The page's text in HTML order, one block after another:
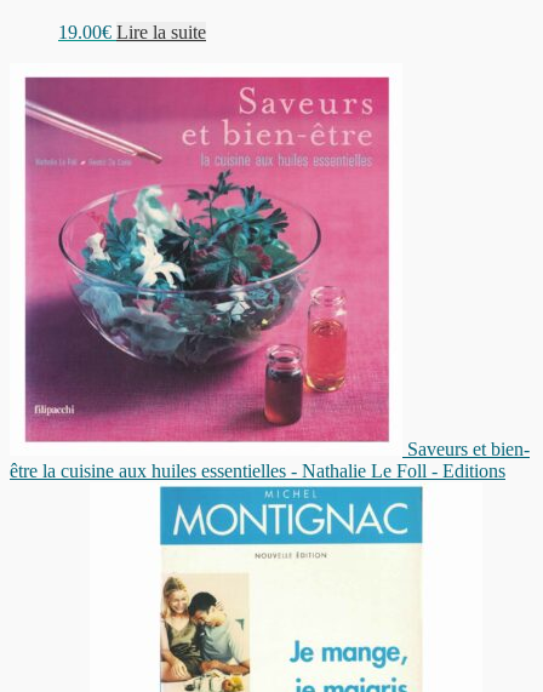
19.00€ Lire la suite
Saveurs et bien-
être la cuisine aux huiles essentielles - Nathalie Le Foll - Editions